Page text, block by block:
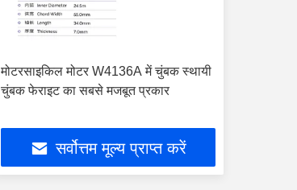
मोटरसाइकिल मोटर W4136A में चुंबक स्थायी
चुंबक फेराइट का सबसे मजबूत प्रकार
सर्वोत्तम मूल्य प्राप्त करें